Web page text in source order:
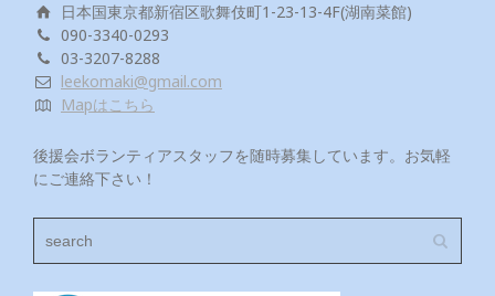
日本国東京都新宿区歌舞伎町1-23-13-4F(湖南菜館)
090-3340-0293
03-3207-8288
leekomaki@gmail.com
Mapはこちら
後援会ボランティアスタッフを随時募集しています。お気軽
にご連絡下さい！